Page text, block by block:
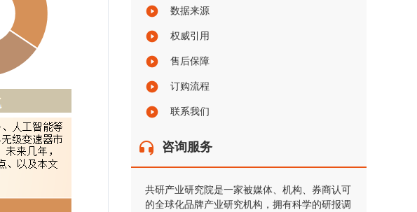
数据来源
权威引用
售后保障
订购流程
联系我们
咨询服务
共研产业研究院是一家被媒体、机构、券商认可
的全球化品牌产业研究机构，拥有科学的研报调